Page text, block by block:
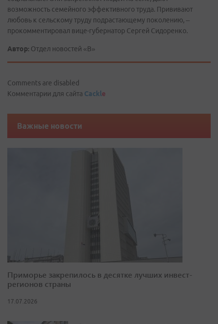
возможность семейного эффективного труда. Прививают
любовь к сельскому труду подрастающему поколению, –
прокомментировал вице-губернатор Сергей Сидоренко.
Автор: Отдел новостей «В»
Comments are disabled
Комментарии для сайта Cackle
Важные новости
Приморье закрепилось в десятке лучших инвест-
регионов страны
17.07.2026